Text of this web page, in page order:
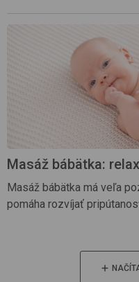
Masáž bábätka:
Masáž bábätka má veľa
pomáha rozvíjať